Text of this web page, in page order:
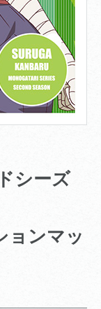
シーズ
ョンマッ